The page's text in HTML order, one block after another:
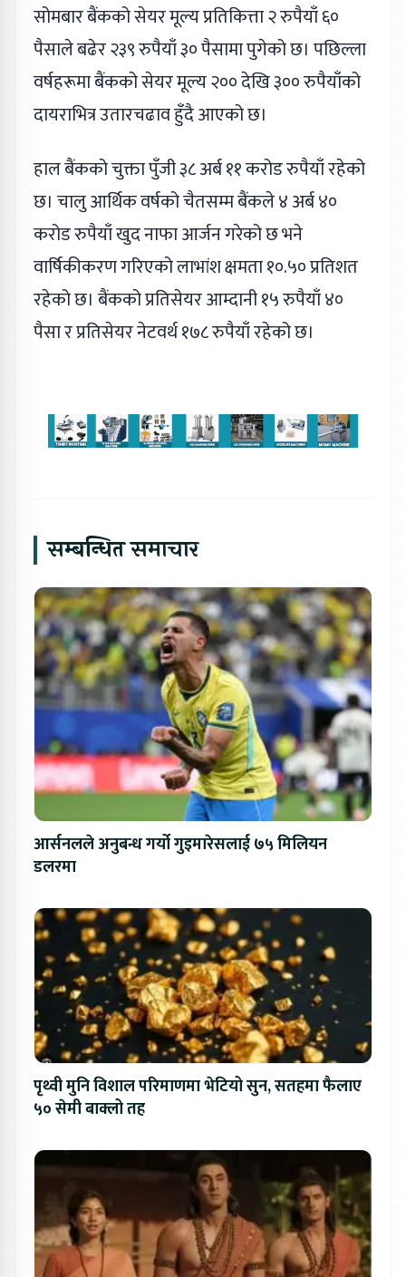
सोमबार बैंकको सेयर मूल्य प्रतिकित्ता २ रुपैयाँ ६०
पैसाले बढेर २३९ रुपैयाँ ३० पैसामा पुगेको छ। पछिल्ला
वर्षहरूमा बैंकको सेयर मूल्य २०० देखि ३०० रुपैयाँको
दायराभित्र उतारचढाव हुँदै आएको छ।
हाल बैंकको चुक्ता पुँजी ३८ अर्ब ११ करोड रुपैयाँ रहेको
छ। चालु आर्थिक वर्षको चैतसम्म बैंकले ४ अर्ब ४०
करोड रुपैयाँ खुद नाफा आर्जन गरेको छ भने
वार्षिकीकरण गरिएको लाभांश क्षमता १०.५० प्रतिशत
रहेको छ। बैंकको प्रतिसेयर आम्दानी १५ रुपैयाँ ४०
पैसा र प्रतिसेयर नेटवर्थ १७८ रुपैयाँ रहेको छ।
सम्बन्धित समाचार
आर्सनलले अनुबन्ध गर्यो गुइमारेसलाई ७५ मिलियन
डलरमा
पृथ्वी मुनि विशाल परिमाणमा भेटियो सुन, सतहमा फैलाए
५० सेमी बाक्लो तह